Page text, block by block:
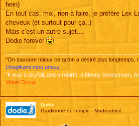
hein)
En tout cas, moi, rien à faire, je préfère Lex
cheveux (et surtout pour ça..)
Mais c'est un autre sujet....
Dodie forever
"On savoure mieux ce qu'on a désiré plus longtemps,
Unagikami mon amour
"It was a skyfall, and a rebirth, a bloody honeymoon,
Yokai Circus
Dodie
Gardienne du temple - Modératrice